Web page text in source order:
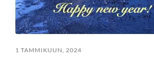
1 TAMMIKUUN, 2024